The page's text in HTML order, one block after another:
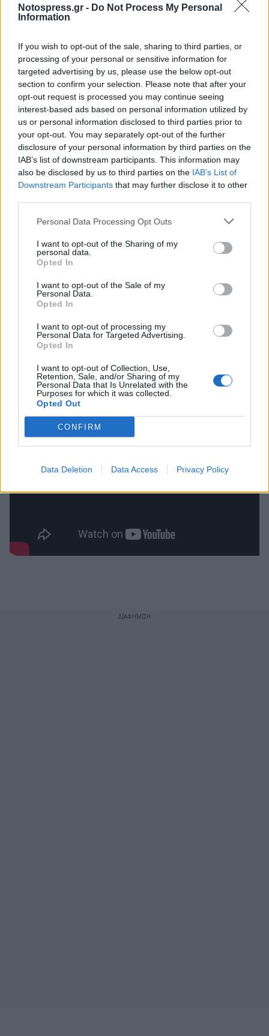
Notospress.gr - Do Not Process My Personal
Information
If you wish to opt-out of the sale, sharing to third parties, or
processing of your personal or sensitive information for
targeted advertising by us, please use the below opt-out
section to confirm your selection. Please note that after your
opt-out request is processed you may continue seeing
interest-based ads based on personal information utilized by
us or personal information disclosed to third parties prior to
your opt-out. You may separately opt-out of the further
disclosure of your personal information by third parties on the
IAB’s list of downstream participants. This information may
also be disclosed by us to third parties on the IAB’s List of
Downstream Participants that may further disclose it to other
Personal Data Processing Opt Outs
I want to opt-out of the Sharing of my
personal data.
Opted In
I want to opt-out of the Sale of my
Personal Data.
Opted In
I want to opt-out of processing my
Personal Data for Targeted Advertising.
Opted In
I want to opt-out of Collection, Use,
Retention, Sale, and/or Sharing of my
Personal Data that Is Unrelated with the
Purposes for which it was collected.
Opted Out
CONFIRM
Data Deletion Data Access Privacy Policy
Καλεί τους Σπαρτιάτες να στηρίζουν τους
δρομείς γιατί κάθε φωνή και κάθε ευχή είναι ένα
φύσημα προς τον τερματισμό.
Οι ευχές όλων των Σπαρτιατών συνοδεύουν τον
Σπάρταθλον 2016.
με την ευγενική χορηγία του ΤΟΝOTIL.
«Όταν θέλουμε να πετύχουμε περισσότερα
συμπληρώνουμε ενέργεια. Τonotil, η νούμερο ένα
επιλογή για περισσότερο από 30 χρόνια στην
Ελλάδα. Tonotil και Tonotil plus. Συμπληρώστε
ενέργεια».